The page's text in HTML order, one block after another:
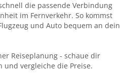
die passende Verbindung
im Fernverkehr. So kommst
und Auto bequem an dein
Reiseplanung - schaue dir
und vergleiche die Preise.